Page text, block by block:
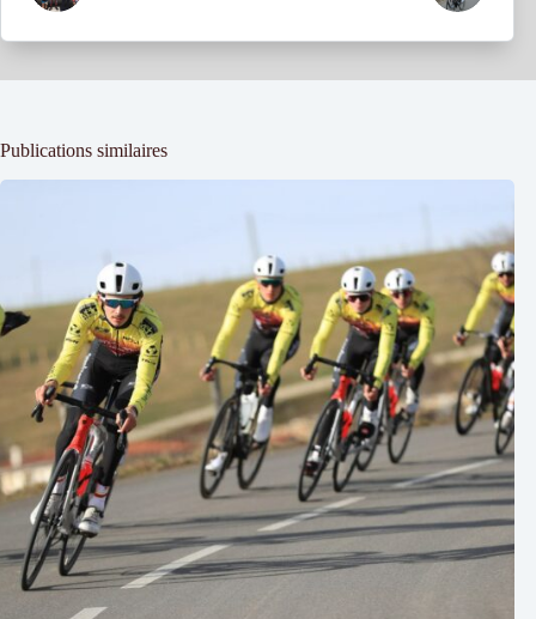
Publications similaires